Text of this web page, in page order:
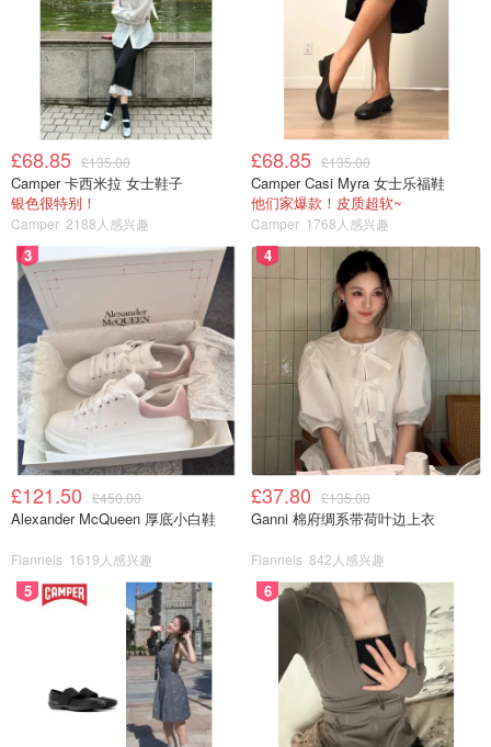
图片来自于@visit london，版权属于原作者
4. 时尚主题下午茶
地址：The Berkeley, Wilton Pl, Knightsbridge, London SW1X
7RL
电话：+442071078866
网站：the-berkeley.co.uk
价格：每人60镑，加香槟70镑~
£68.85 £135.00
Camper 卡西米拉 女士鞋子
银色很特别！
Camper 2188人感兴趣
£68.85 £135.00
Camper Casi Myra 女士乐福鞋
他们家爆款！皮质超软~
Camper 1768人感兴趣
3
£121.50 £450.00
Alexander McQueen 厚底小白鞋
Flannels 1619人感兴趣
4
£37.80 £135.00
Ganni 棉府绸系带荷叶边上衣
Flannels 842人感兴趣
5 6